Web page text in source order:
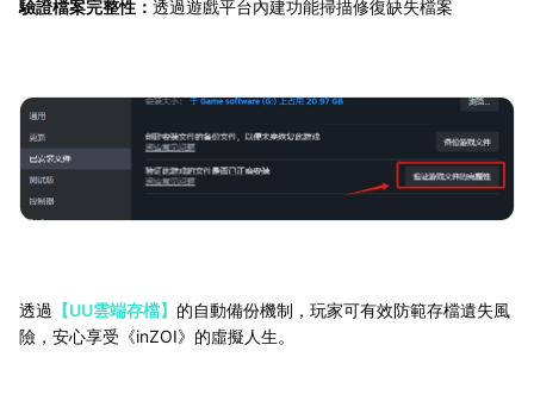
驗證檔案完整性： 透過遊戲平台內建功能掃描修復缺失檔案
透過 【UU雲端存檔】 的自動備份機制，玩家可有效防範存檔遺失風
險，安心享受《inZOI》的虛擬人生。